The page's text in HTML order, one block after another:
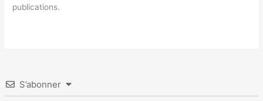
publications.
S’abonner